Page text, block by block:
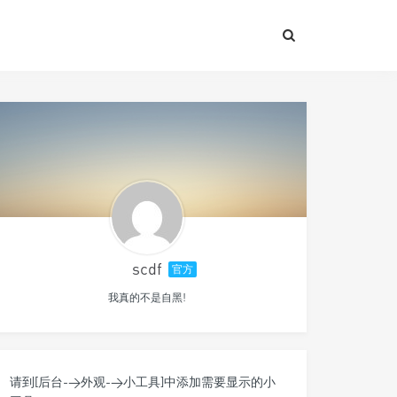
scdf 官方
我真的不是自黑!
请到[后台->外观->小工具]中添加需要显示的小